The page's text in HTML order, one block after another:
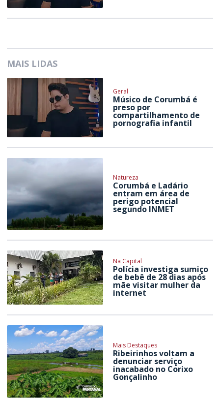
MAIS LIDAS
Geral
Músico de Corumbá é
preso por
compartilhamento de
pornografia infantil
Natureza
Corumbá e Ladário
entram em área de
perigo potencial
segundo INMET
Na Capital
Polícia investiga sumiço
de bebê de 28 dias após
mãe visitar mulher da
internet
Mais Destaques
Ribeirinhos voltam a
denunciar serviço
inacabado no Corixo
Gonçalinho